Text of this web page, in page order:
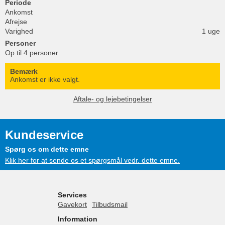
Periode
Ankomst
Afrejse
Varighed
1 uge
Personer
Op til 4 personer
Bemærk
Ankomst er ikke valgt.
Aftale- og lejebetingelser
Kundeservice
Spørg os om dette emne
Klik her for at sende os et spørgsmål vedr. dette emne.
Services
Gavekort
Tilbudsmail
Information